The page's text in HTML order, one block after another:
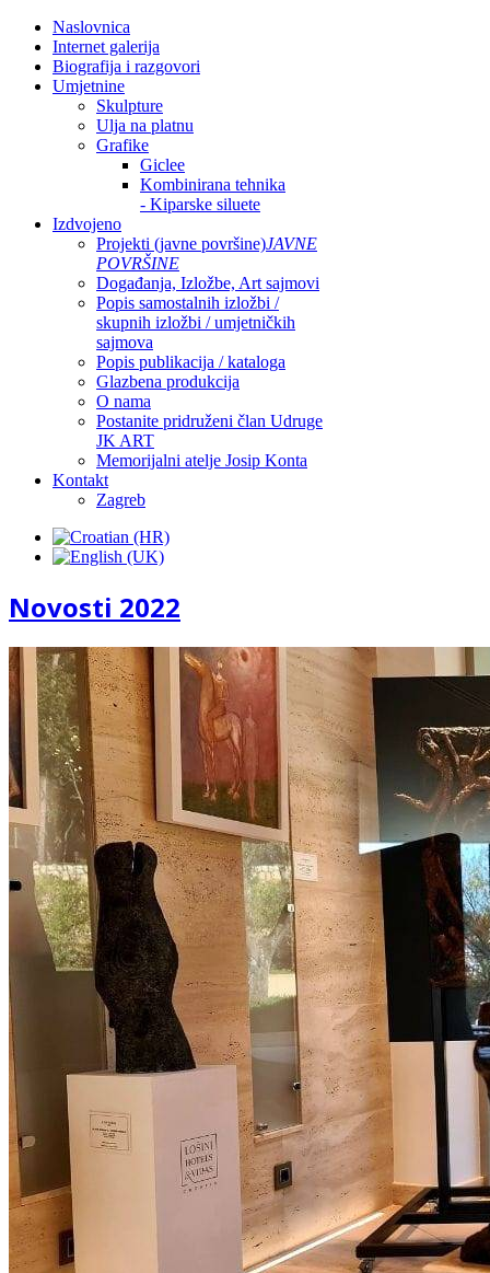
Naslovnica
Internet galerija
Biografija i razgovori
Umjetnine
Skulpture
Ulja na platnu
Grafike
Giclee
Kombinirana tehnika
- Kiparske siluete
Izdvojeno
Projekti (javne površine)JAVNE
POVRŠINE
Događanja, Izložbe, Art sajmovi
Popis samostalnih izložbi /
skupnih izložbi / umjetničkih
sajmova
Popis publikacija / kataloga
Glazbena produkcija
O nama
Postanite pridruženi član Udruge
JK ART
Memorijalni atelje Josip Konta
Kontakt
Zagreb
Novosti 2022